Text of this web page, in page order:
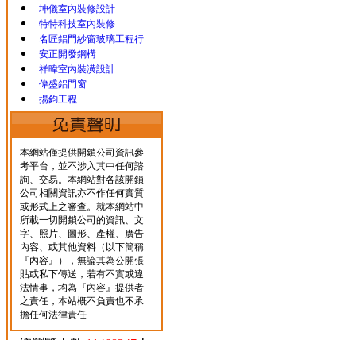
坤儀室內裝修設計
特特科技室內裝修
名匠鋁門紗窗玻璃工程行
安正開發鋼構
祥暐室內裝潢設計
偉盛鋁門窗
揚鈞工程
本網站僅提供開鎖公司資訊參
考平台，並不涉入其中任何諮
詢、交易。本網站對各該開鎖
公司相關資訊亦不作任何實質
或形式上之審查。就本網站中
所載一切開鎖公司的資訊、文
字、照片、圖形、產權、廣告
內容、或其他資料（以下簡稱
『內容』），無論其為公開張
貼或私下傳送，若有不實或違
法情事，均為『內容』提供者
之責任，本站概不負責也不承
擔任何法律責任